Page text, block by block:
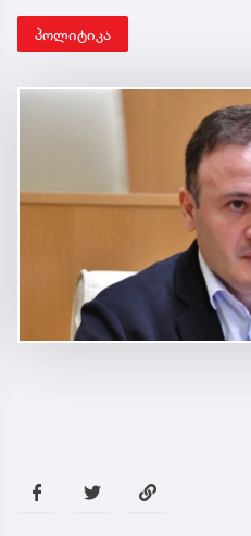
პოლიტიკა